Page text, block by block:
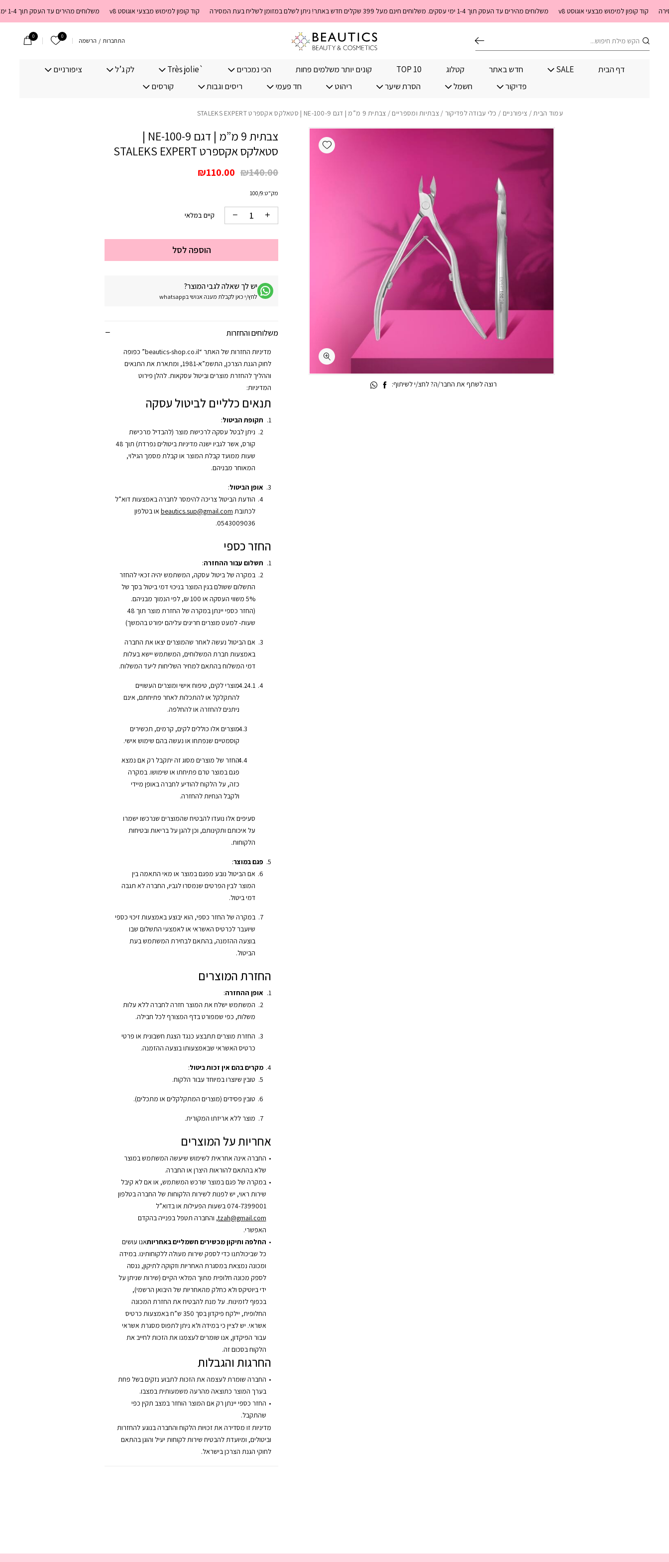
קוד קופון למימוש מבצעי אוגוסט v8 משלוחים מהירים עד העסק תוך 1-4 ימי עסקים. משלוחים חינם מעל 399 שקלים חדש באתר! ניתן לשלם במזומן לשליח בעת המסירה קוד קופון למימוש מבצעי אוגוסט v8 משלוחים מהירים עד העסק תוך 1-4 ימי עסקים. משלוחים חינם מעל 399 שקלים חדש באתר! ניתן לשלם במזומן לשליח בעת המסירה
התחברות / הרשמה 0 הרשימה שלי
0 חיפוש
דף הבית SALE חדש באתר קטלוג TOP 10 קונים יותר משלמים פחות הכי נמכרים `Très jolie לק ג’ל
ציפורניים
פדיקור
חשמל הסרת שיער ריהוט חד פעמי ריסים וגבות קורסים
עמוד הבית / ציפורניים / כלי עבודה לפדיקור /צבתיות ומספריים / צבתית 9 מ”מ | דגם NE-100-9 | סטאלקס אקספרט STALEKS EXPERT
צבתית 9 מ”מ | דגם NE-100-9 |
סטאלקס אקספרט STALEKS EXPERT
₪140.00
המחיר
₪140.00.
₪110.00
המחיר
₪110.00.
מק"ט:100/9
קיים במלאי
הוספה לסל
יש לך שאלה לגבי המוצר?
לחץ/י כאן לקבלת מענה אנושי בwhatsapp
משלוחים והחזרות
מדיניות החזרות של האתר “beautics-shop.co.il” כפופה
לחוק הגנת הצרכן, התשמ”א-1981, ומתארת את התנאים
וההליך להחזרת מוצרים וביטול עסקאות. להלן פירוט
המדיניות:
תנאים כלליים לביטול עסקה
תקופת הביטול:
ניתן לבטל עסקה לרכישת מוצר (להבדיל מרכישת
קורס, אשר לגביו ישנה מדיניות ביטולים נפרדת) תוך 48
שעות ממועד קבלת המוצר או קבלת מסמך הגילוי,
המאוחר מבניהם.
אופן הביטול:
הודעת הביטול צריכה להימסר לחברה באמצעות דוא”ל
לכתובת beautics.sup@gmail.com או בטלפון
0543009036.
החזר כספי
תשלום עבור ההחזרה:
במקרה של ביטול עסקה, המשתמש יהיה זכאי להחזר
התשלום ששולם בגין המוצר בניכוי דמי ביטול בסך של
5% משווי העסקה או 100 ₪, לפי הנמוך מבניהם.
(החזר כספי יינתן במקרה של החזרת מוצר תוך 48
שעות- למעט מוצרים חריגים עליהם יפורט בהמשך)
אם הביטול נעשה לאחר שהמוצרים יצאו את החברה
באמצעות חברת המשלוחים, המשתמש יישא בעלות
דמי המשלוח בהתאם למחיר השליחות ליעד המשלוח.
מוצרי לקים, טיפוח אישי ומוצרים העשויים
להתקלקל או להתכלות לאחר פתיחתם, אינם
ניתנים להחזרה או להחלפה.
מוצרים אלו כוללים לקים, קרמים, תכשירים
קוסמטיים שנפתחו או נעשה בהם שימוש אישי.
החזר של מוצרים מסוג זה יתקבל רק אם נמצא
פגם במוצר טרם פתיחתו או שימושו. במקרה
כזה, על הלקוח להודיע לחברה באופן מיידי
ולקבל הנחיות להחזרה.
סעיפים אלו נועדו להבטיח שהמוצרים שנרכשו ישמרו
על איכותם ותקינותם, וכן להגן על בריאות ובטיחות
הלקוחות.
פגם במוצר:
אם הביטול נובע מפגם במוצר או מאי התאמה בין
המוצר לבין הפרטים שנמסרו לגביו, החברה לא תגבה
דמי ביטול.
במקרה של החזר כספי, הוא יבוצע באמצעות זיכוי כספי
שיועבר לכרטיס האשראי או לאמצעי התשלום שבו
בוצעה ההזמנה, בהתאם לבחירת המשתמש בעת
הביטול.
החזרת המוצרים
אופן ההחזרה:
המשתמש ישלח את המוצר חזרה לחברה ללא עלות
משלוח, כפי שמפורט בדף המצורף לכל חבילה.
החזרת מוצרים תתבצע כנגד הצגת חשבונית או פרטי
כרטיס האשראי שבאמצעותו בוצעה ההזמנה.
מקרים בהם אין זכות ביטול:
טובין שיוצרו במיוחד עבור הלקוח.
טובין פסידים (מוצרים המתקלקלים או מתכלים).
מוצר ללא אריזתו המקורית.
אחריות על המוצרים
החברה אינה אחראית לשימוש שיעשה המשתמש במוצר
שלא בהתאם להוראות היצרן או החברה.
במקרה של פגם במוצר שרכש המשתמש, או אם לא קיבל
שירות ראוי, יש לפנות לשירות הלקוחות של החברה בטלפון
074-7399001 בשעות הפעילות או בדוא”ל
tzah@gmail.com, והחברה תטפל בפנייה בהקדם
האפשרי.
החלפה ותיקון מכשירים חשמליים באחריותאנו עושים
כל שביכולתנו כדי לספק שירות מעולה ללקוחותינו. במידה
ומכונה נמצאת במסגרת האחריות וזקוקה לתיקון, ננסה
לספק מכונה חלופית מתוך המלאי הקיים (שירות שניתן על
ידי ביוטיקס ולא כחלק מהאחריות של היבואן הרשמי),
בכפוף לזמינות. על מנת להבטיח את החזרת המכונה
החלופית, יילקח פיקדון בסך 350 ש”ח באמצעות כרטיס
אשראי. יש לציין כי במידה ולא ניתן לתפוס מסגרת אשראי
עבור הפיקדון, אנו שומרים לעצמנו את הזכות לחייב את
הלקוח בסכום זה.
החרגות והגבלות
החברה שומרת לעצמה את הזכות לתבוע נזקים בשל פחת
בערך המוצר כתוצאה מהרעה משמעותית במצבו.
החזר כספי יינתן רק אם המוצר הוחזר במצב תקין כפי
שהתקבל.
מדיניות זו מסדירה את זכויות הלקוח והחברה בנוגע להחזרות
וביטולים, ומיועדת להבטיח שירות לקוחות יעיל והוגן בהתאם
לחוקי הגנת הצרכן בישראל.
Add wishlist
רוצה לשתף את החבר/ה? לחצ/י לשיתוף: